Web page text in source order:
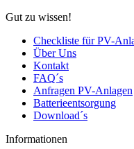
Gut zu wissen!
Checkliste für PV-
Über Uns
Kontakt
FAQ´s
Anfragen PV-Anlagen
Batterieentsorgung
Download´s
Informationen